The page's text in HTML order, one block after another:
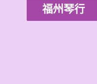
福州琴行